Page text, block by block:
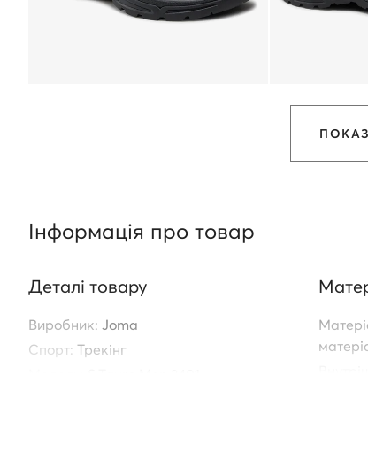
Інформація про товар
Деталі товару
Виробник: Joma
Спорт: Трекінг